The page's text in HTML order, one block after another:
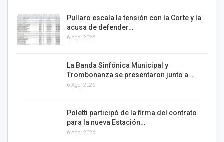
Pullaro escala la tensión con la Corte y la
acusa de defender…
6 Ago, 2026
La Banda Sinfónica Municipal y
Trombonanza se presentaron junto a…
6 Ago, 2026
Poletti participó de la firma del contrato
para la nueva Estación…
6 Ago, 2026